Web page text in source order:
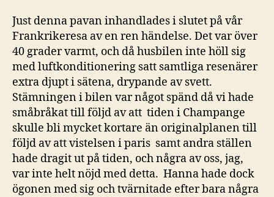
Just denna pavan inhandlades i slutet på vår
Frankrikeresa av en ren händelse. Det var över
40 grader varmt, och då husbilen inte höll sig
med luftkonditionering satt samtliga resenärer
extra djupt i sätena, drypande av svett.
Stämningen i bilen var något spänd då vi hade
småbråkat till följd av att tiden i Champange
skulle bli mycket kortare än originalplanen till
följd av att vistelsen i paris samt andra ställen
hade dragit ut på tiden, och några av oss, jag,
var inte helt nöjd med detta. Hanna hade dock
ögonen med sig och tvärnitade efter bara några